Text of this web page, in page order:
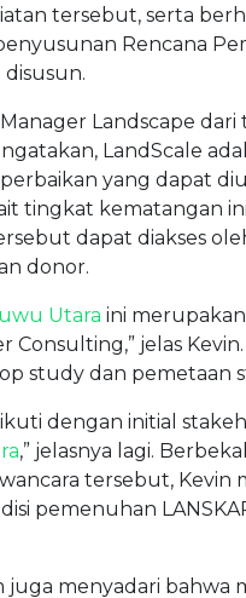
tersebut, serta
Rencana
disusun.
Landscape
LandScale
yang dapat
tingkat kematangan
dapat diakses
donor.
Utara ini
Consulting,” jelas
study dan pemetaan
dengan initial
,” jelasnya lagi.
tersebut,
pemenuhan
juga menyadari bahwa